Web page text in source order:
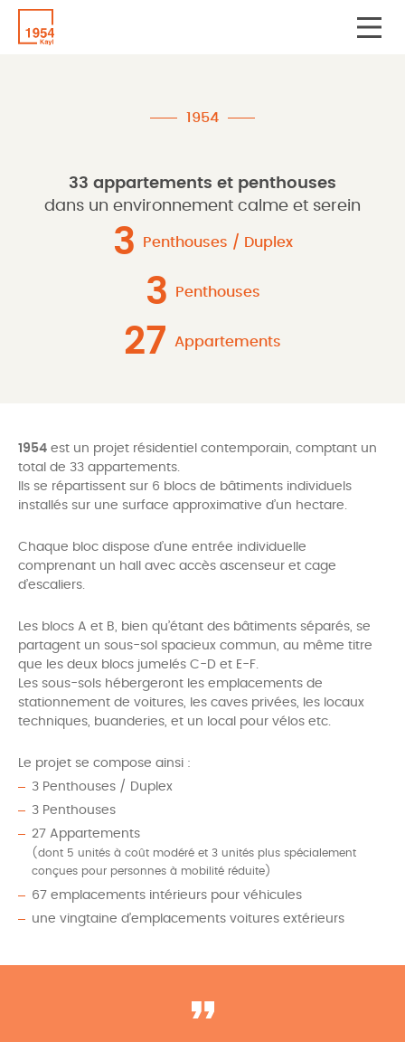
1954
33 appartements et penthouses
dans un environnement calme et serein
3 Penthouses / Duplex
3 Penthouses
27 Appartements
1954 est un projet résidentiel contemporain, comptant un
total de 33 appartements.
Ils se répartissent sur 6 blocs de bâtiments individuels
installés sur une surface approximative d’un hectare.
Chaque bloc dispose d’une entrée individuelle
comprenant un hall avec accès ascenseur et cage
d’escaliers.
Les blocs A et B, bien qu’étant des bâtiments séparés, se
partagent un sous-sol spacieux commun, au même titre
que les deux blocs jumelés C-D et E-F.
Les sous-sols hébergeront les emplacements de
stationnement de voitures, les caves privées, les locaux
techniques, buanderies, et un local pour vélos etc.
Le projet se compose ainsi :
3 Penthouses / Duplex
3 Penthouses
27 Appartements
(dont 5 unités à coût modéré et 3 unités plus spécialement
conçues pour personnes à mobilité réduite)
67 emplacements intérieurs pour véhicules
une vingtaine d’emplacements voitures extérieurs